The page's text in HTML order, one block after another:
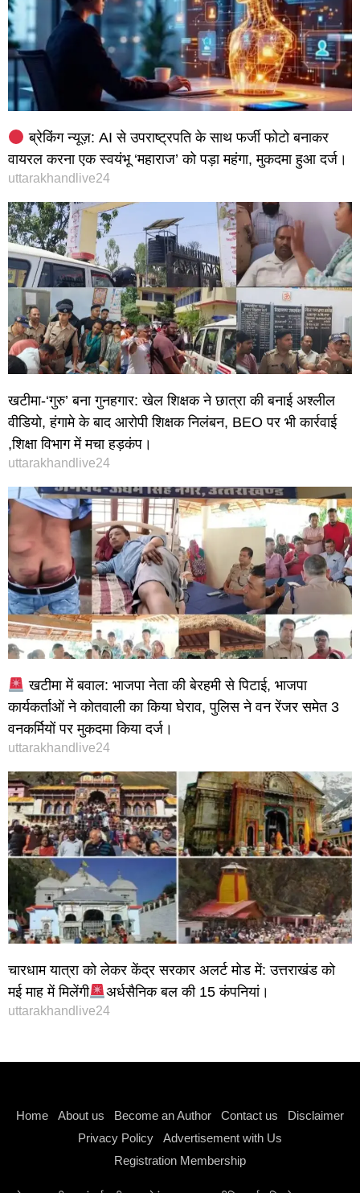
ब्रेकिंग न्यूज़: AI से उपराष्ट्रपति के साथ फर्जी फोटो बनाकर
वायरल करना एक स्वयंभू ‘महाराज’ को पड़ा महंगा, मुकदमा हुआ दर्ज।
uttarakhandlive24
खटीमा-‘गुरु’ बना गुनहगार: खेल शिक्षक ने छात्रा की बनाई अश्लील
वीडियो, हंगामे के बाद आरोपी शिक्षक निलंबन, BEO पर भी कार्रवाई
,शिक्षा विभाग में मचा हड़कंप।
uttarakhandlive24
खटीमा में बवाल: भाजपा नेता की बेरहमी से पिटाई, भाजपा
कार्यकर्ताओं ने कोतवाली का किया घेराव, पुलिस ने वन रेंजर समेत 3
वनकर्मियों पर मुकदमा किया दर्ज।
uttarakhandlive24
चारधाम यात्रा को लेकर केंद्र सरकार अलर्ट मोड में: उत्तराखंड को
मई माह में मिलेंगी
अर्धसैनिक बल की 15 कंपनियां।
uttarakhandlive24
Home About us Become an Author Contact us
Disclaimer
Privacy Policy
Advertisement with Us
Registration Membership